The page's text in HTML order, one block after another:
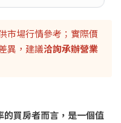
市場行情參考；實際價
異，建議洽詢承辦營業
的買房者而言，是一個值